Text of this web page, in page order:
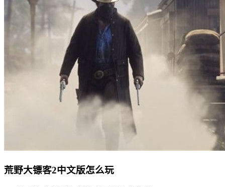
荒野大镖客2中文版怎么玩